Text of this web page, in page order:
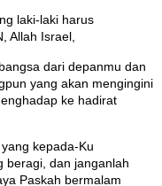
laki-laki harus
Allah Israel,
dari depanmu dan
yang akan mengingini
ke hadirat
kepada-Ku
beragi, dan janganlah
Paskah bermalam